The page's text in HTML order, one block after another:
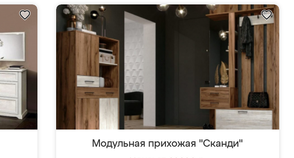
Модульная прихожая "Сканди"